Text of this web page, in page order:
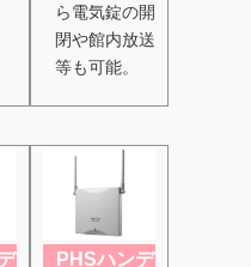
ら電気錠の開
閉や館内放送
等も可能。
PHSハンデ